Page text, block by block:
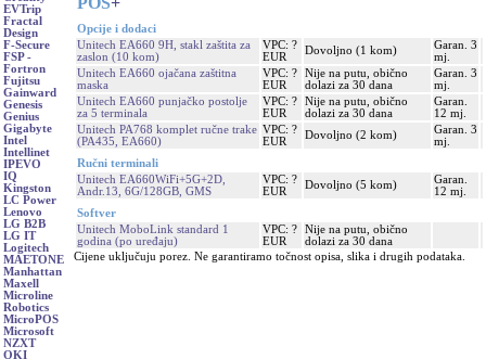
EVTrip
Fractal
Design
F-Secure
FSP -
Fortron
Fujitsu
Gainward
Genesis
Genius
Gigabyte
Intel
Intellinet
IPEVO
IQ
Kingston
LC Power
Lenovo
LG B2B
LG IT
Logitech
MAETONE
Manhattan
Maxell
Microline
Robotics
MicroPOS
Microsoft
NZXT
OKI
Opcije i dodaci
Unitech EA660 9H, stakl zaštita za
zaslon (10 kom)
VPC: ?
EUR
Dovoljno (1 kom)
Garan. 3
mj.
Unitech EA660 ojačana zaštitna
maska
VPC: ?
EUR
Nije na putu, obično
dolazi za 30 dana
Garan. 3
mj.
Unitech EA660 punjačko postolje
za 5 terminala
VPC: ?
EUR
Nije na putu, obično
dolazi za 30 dana
Garan.
12 mj.
Unitech PA768 komplet ručne trake
(PA435, EA660)
VPC: ?
EUR
Dovoljno (2 kom)
Garan. 3
mj.
Ručni terminali
Unitech EA660WiFi+5G+2D,
Andr.13, 6G/128GB, GMS
VPC: ?
EUR
Dovoljno (5 kom)
Garan.
12 mj.
Softver
Unitech MoboLink standard 1
godina (po uređaju)
VPC: ?
EUR
Nije na putu, obično
dolazi za 30 dana
Cijene uključuju porez. Ne garantiramo točnost opisa, slika i drugih podataka.